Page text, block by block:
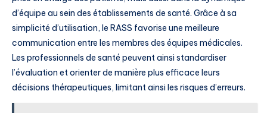
d’équipe au sein des établissements de santé. Grâce à sa
simplicité d’utilisation, le RASS favorise une meilleure
communication entre les membres des équipes médicales.
Les professionnels de santé peuvent ainsi standardiser
l’évaluation et orienter de manière plus efficace leurs
décisions thérapeutiques, limitant ainsi les risques d’erreurs.